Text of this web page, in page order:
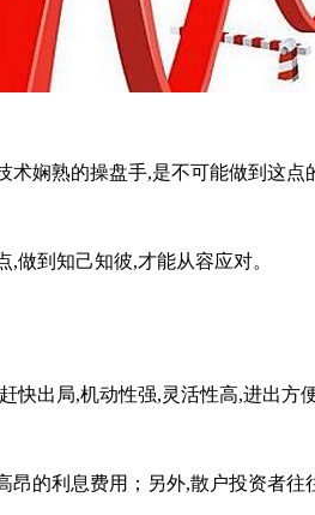
熟的操盘手,是不可能做到这点
到知己知彼,才能从容应对。
出局,机动性强,灵活性高,进出方便
利息费用；另外,散户投资者往